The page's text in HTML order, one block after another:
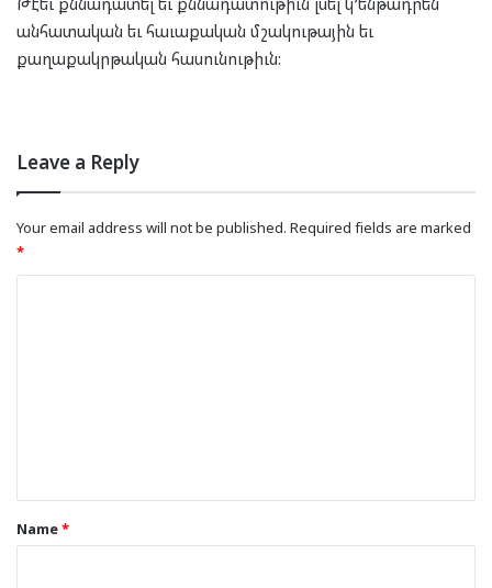
անհատական եւ հաւաքական մշակութային եւ
քաղաքակրթական հասունութիւն:
Leave a Reply
Your email address will not be published. Required fields are marked
*
*Name*